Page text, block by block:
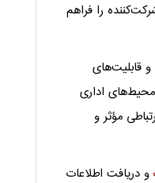
را فراهم
قابلیت‌های
محیط‌های اداری
مؤثر و
و دریافت اطلاعات